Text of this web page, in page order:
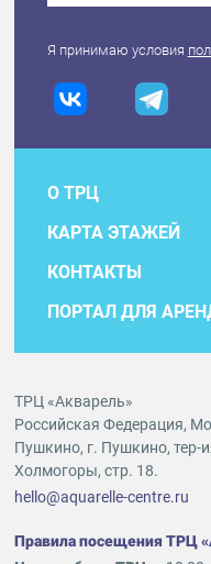
Я принимаю условия
О ТРЦ
КАРТА ЭТАЖЕЙ
КОНТАКТЫ
ПОРТАЛ ДЛЯ
ТРЦ «Акварель»
Российская Федерация,
Пушкино, г. Пушкино, тер-
Холмогоры, стр. 18.
hello@aquarelle-centre.ru
Правила посещения ТРЦ